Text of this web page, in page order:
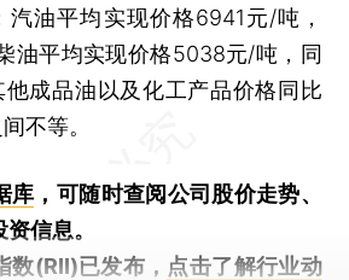
汽油平均实现价格6941元/吨，
油平均实现价格5038元/吨，同
他成品油以及化工产品价格同比
不等。
库 ，可随时查阅公司股价走势、
信息。
数(RII)已发布， 点击了解行业动